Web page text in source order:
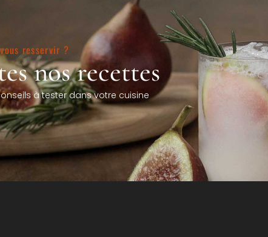
resservir ?
nos recettes
à tester dans votre cuisine